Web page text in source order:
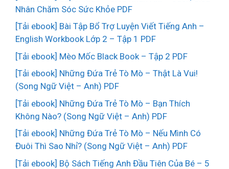
Nhân Chăm Sóc Sức Khỏe PDF
[Tải ebook] Bài Tập Bổ Trợ Luyện Viết Tiếng Anh –
English Workbook Lớp 2 – Tập 1 PDF
[Tải ebook] Mèo Mốc Black Book – Tập 2 PDF
[Tải ebook] Những Đứa Trẻ Tò Mò – Thật Là Vui!
(Song Ngữ Việt – Anh) PDF
[Tải ebook] Những Đứa Trẻ Tò Mò – Bạn Thích
Không Nào? (Song Ngữ Việt – Anh) PDF
[Tải ebook] Những Đứa Trẻ Tò Mò – Nếu Mình Có
Đuôi Thì Sao Nhỉ? (Song Ngữ Việt – Anh) PDF
[Tải ebook] Bộ Sách Tiếng Anh Đầu Tiên Của Bé – 5